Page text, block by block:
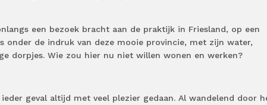
een bezoek bracht aan de praktijk in Friesland, op een
onder de indruk van deze mooie provincie, met zijn water,
dorpjes. Wie zou hier nu niet willen wonen en werken?
geval altijd met veel plezier gedaan. Al wandelend door